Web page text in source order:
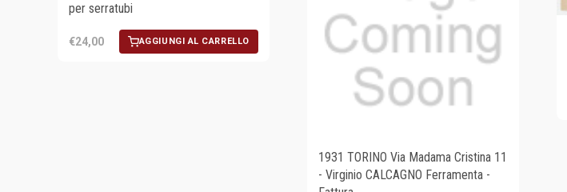
per serratubi
€24,00 AGGIUNGI AL CARRELLO
1931 TORINO Via Madama Cristina 11
- Virginio CALCAGNO Ferramenta -